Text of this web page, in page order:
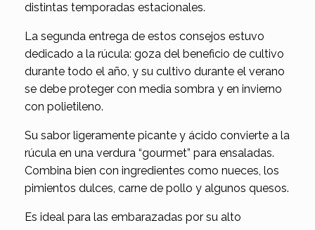
distintas temporadas estacionales.
La segunda entrega de estos consejos estuvo
dedicado a la rúcula: goza del beneficio de cultivo
durante todo el año, y su cultivo durante el verano
se debe proteger con media sombra y en invierno
con polietileno.
Su sabor ligeramente picante y ácido convierte a la
rúcula en una verdura “gourmet” para ensaladas.
Combina bien con ingredientes como nueces, los
pimientos dulces, carne de pollo y algunos quesos.
Es ideal para las embarazadas por su alto